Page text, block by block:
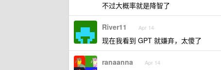
不过大概率就是降智了
River11 Apr 14
现在我看到 GPT 就嫌弃，太傻了
ranaanna Apr 14